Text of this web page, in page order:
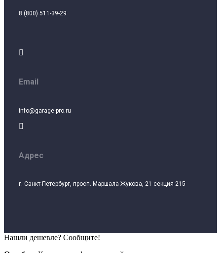
8 (800) 511-39-29

Email
info@garage-pro.ru

Адрес
г. Санкт-Петербург, просп. Маршала Жукова, 21 секция 215
Нашли дешевле? Сообщите!